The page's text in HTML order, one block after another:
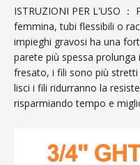
ISTRUZIONI PER L'USO
femmina, tubi flessibili o
impieghi gravosi ha una
parete più spessa
fresato, i fili sono più
lisci i fili ridurranno la
risparmiando tempo e